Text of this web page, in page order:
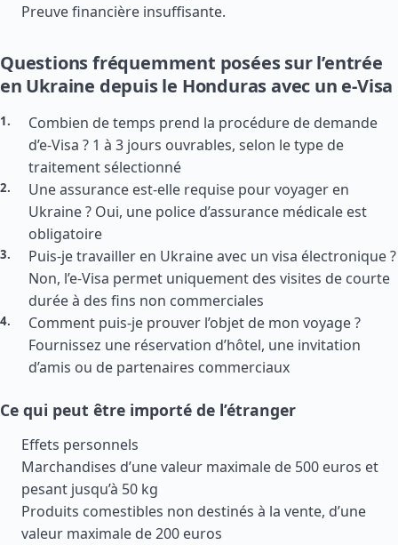
Preuve financière insuffisante.
Questions fréquemment posées sur l’entrée
en Ukraine depuis le Honduras avec un e-Visa
Combien de temps prend la procédure de demande
d’e-Visa ? 1 à 3 jours ouvrables, selon le type de
traitement sélectionné
Une assurance est-elle requise pour voyager en
Ukraine ? Oui, une police d’assurance médicale est
obligatoire
Puis-je travailler en Ukraine avec un visa électronique ?
Non, l’e-Visa permet uniquement des visites de courte
durée à des fins non commerciales
Comment puis-je prouver l’objet de mon voyage ?
Fournissez une réservation d’hôtel, une invitation
d’amis ou de partenaires commerciaux
Ce qui peut être importé de l’étranger
Effets personnels
Marchandises d’une valeur maximale de 500 euros et
pesant jusqu’à 50 kg
Produits comestibles non destinés à la vente, d’une
valeur maximale de 200 euros